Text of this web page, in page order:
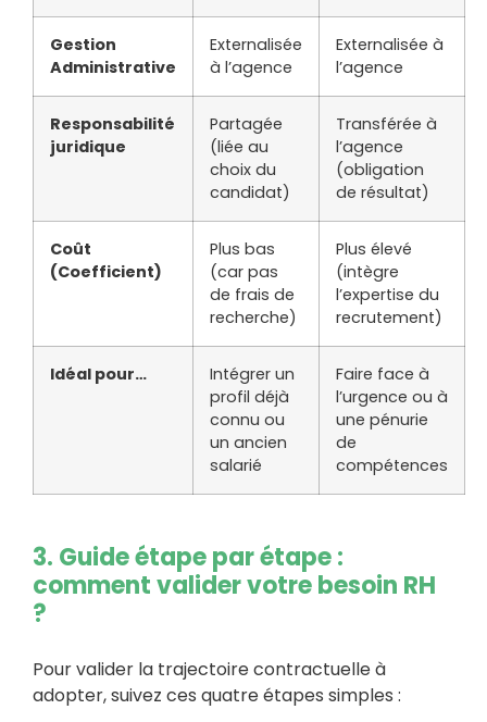
Gestion
Administrative
Externalisée
à l’agence
Externalisée à
l’agence
Responsabilité
juridique
Partagée
(liée au
choix du
candidat)
Transférée à
l’agence
(obligation
de résultat)
Coût
(Coefficient)
Plus bas
(car pas
de frais de
recherche)
Plus élevé
(intègre
l’expertise du
recrutement)
Idéal pour…
Intégrer un
profil déjà
connu ou
un ancien
salarié
Faire face à
l’urgence ou à
une pénurie
de
compétences
3. Guide étape par étape :
comment valider votre besoin RH
?
Pour valider la trajectoire contractuelle à
adopter, suivez ces quatre étapes simples :